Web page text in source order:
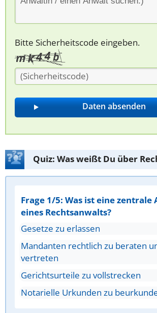
Bitte Sicherheitscode eingeben.
Quiz: Was weißt Du über
Frage 1/5: Was ist eine zentrale
eines Rechtsanwalts?
Gesetze zu erlassen
Mandanten rechtlich zu beraten
vertreten
Gerichtsurteile zu vollstrecken
Notarielle Urkunden zu